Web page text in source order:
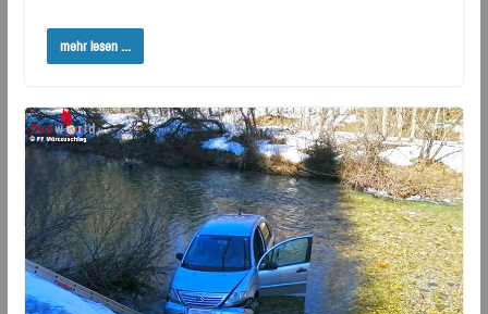
mehr lesen ...